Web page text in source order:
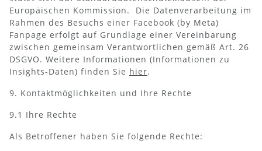
Europäischen Kommission. Die Datenverarbeitung im
Rahmen des Besuchs einer Facebook (by Meta)
Fanpage erfolgt auf Grundlage einer Vereinbarung
zwischen gemeinsam Verantwortlichen gemäß Art. 26
DSGVO. Weitere Informationen (Informationen zu
Insights-Daten) finden Sie hier.
9. Kontaktmöglichkeiten und Ihre Rechte
9.1 Ihre Rechte
Als Betroffener haben Sie folgende Rechte: